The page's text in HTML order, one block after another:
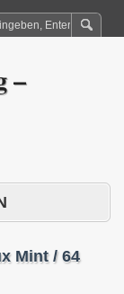
–
Mint / 64